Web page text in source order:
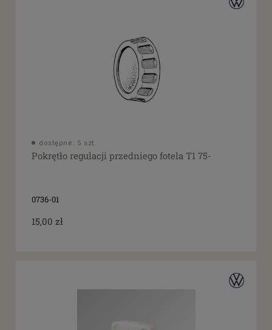
dostępne: 5 szt.
Pokrętło regulacji przedniego fotela T1 75-
0736-01
15,00 zł